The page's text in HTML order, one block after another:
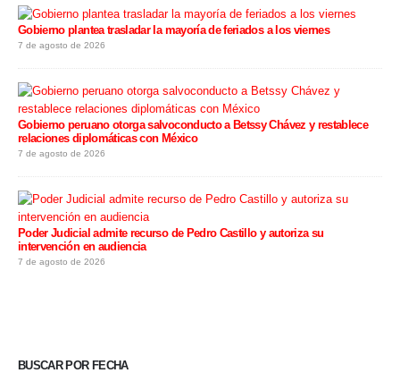
Gobierno plantea trasladar la mayoría de feriados a los viernes
7 de agosto de 2026
Gobierno peruano otorga salvoconducto a Betssy Chávez y restablece
relaciones diplomáticas con México
7 de agosto de 2026
Poder Judicial admite recurso de Pedro Castillo y autoriza su
intervención en audiencia
7 de agosto de 2026
BUSCAR POR FECHA